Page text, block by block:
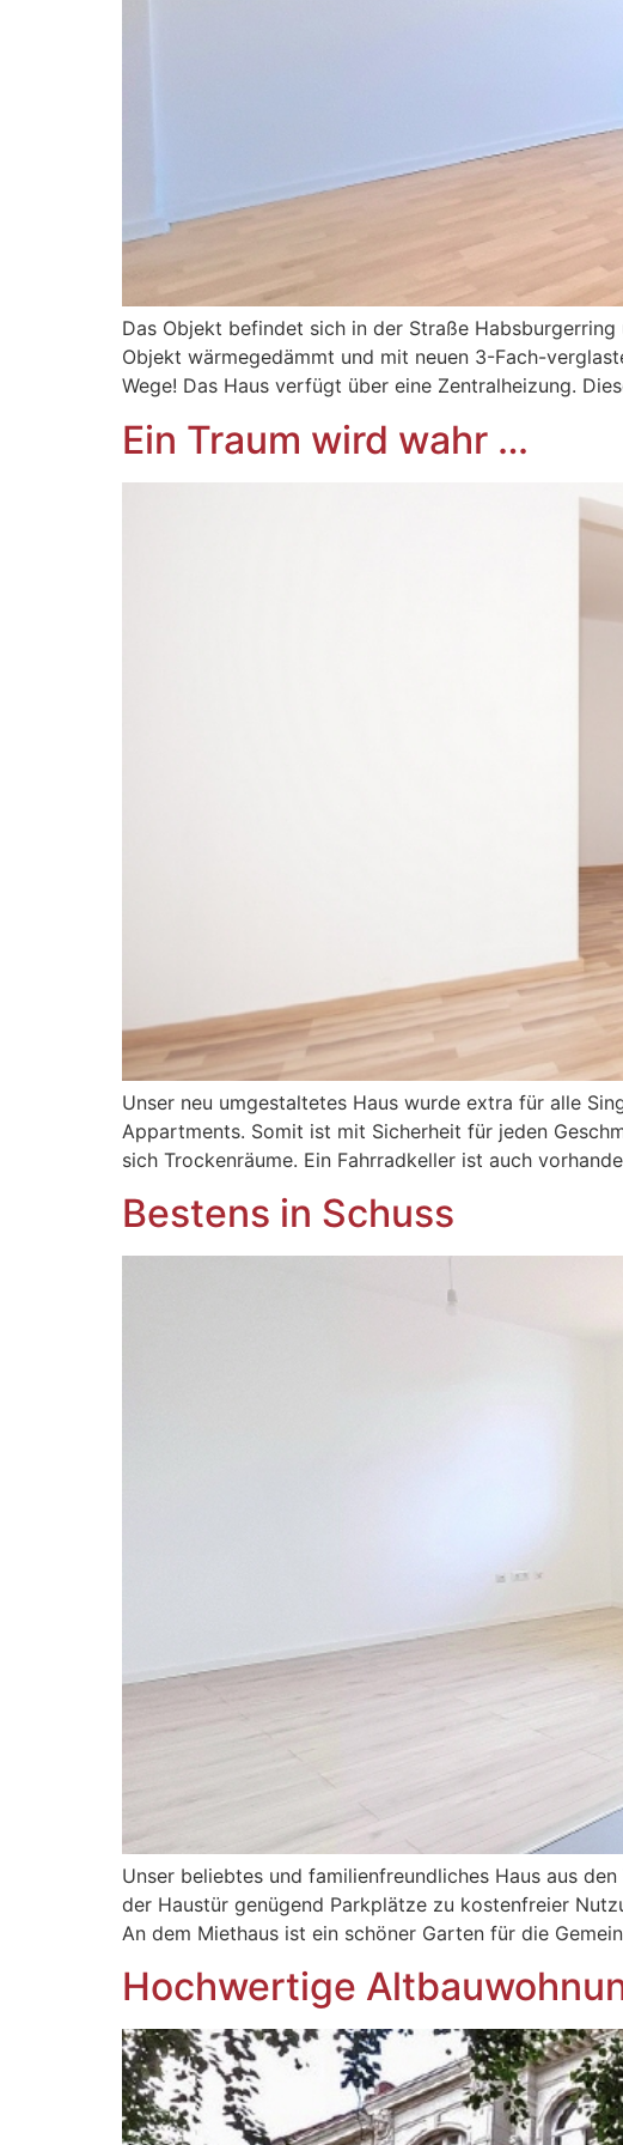
Das Objekt befindet sich in der Straße
Objekt wärmegedämmt und mit neuen 3-Fach-
Wege! Das Haus verfügt über eine Zentralheizung.
Ein Traum wird wahr …
Unser neu umgestaltetes Haus wurde extra für alle
Appartments. Somit ist mit Sicherheit für jeden
sich Trockenräume. Ein Fahrradkeller ist auch
Bestens in Schuss
Unser beliebtes und familienfreundliches Haus aus
der Haustür genügend Parkplätze zu kostenfreier
An dem Miethaus ist ein schöner Garten für die
Hochwertige